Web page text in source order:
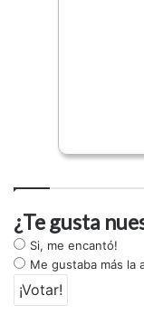
¿Te gusta
Si, me encantó!
Me gustaba más la